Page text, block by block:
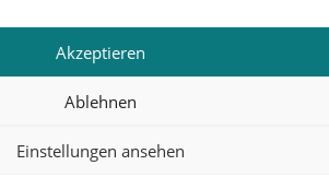
Akzeptieren
Ablehnen
Einstellungen ansehen